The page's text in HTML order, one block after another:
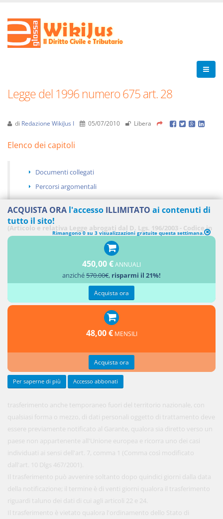
Legge del 1996 numero 675 art. 28
di Redazione WikiJus I 05/07/2010 Libera
Elenco dei capitoli
Documenti collegati
Percorsi argomentali
(Articolo e relativa Legge abrogati dal D. Lgs. 196/2003 - Codice in
materia di protezione dei dati personali-)
trasferimento anche temporaneo fuori del territorio nazionale, con
qualsiasi forma o mezzo, di dati personali oggetto di trattamento deve
essere previamente notificato al Garante, qualora sia diretto verso un
paese non appartenente all'Unione europea e ricorra uno dei casi
individuati ai sensi dell'art. 7, comma 1 (Comma così modificato
dall'art. 10 Dlgs 467/2001).
Il trasferimento può avvenire soltanto dopo quindici giorni dalla data
della notificazione; il termine è di venti giorni qualora il trasferimento
riguardi taluno dei dati di cui agli articoli 22 e 24.
Il trasferimento è vietato qualora l'ordinamento dello Stato di
ACQUISTA ORA l'accesso ILLIMITATO ai contenuti di
tutto il sito!
Rimangono 0 su 3 visualizzazioni gratuite questa settimana.
450,00 €ANNUALI
anziché570.00€, risparmi il 21%!
Acquista ora
48,00 € MENSILI
Acquista ora
Per saperne di più Accesso abbonati